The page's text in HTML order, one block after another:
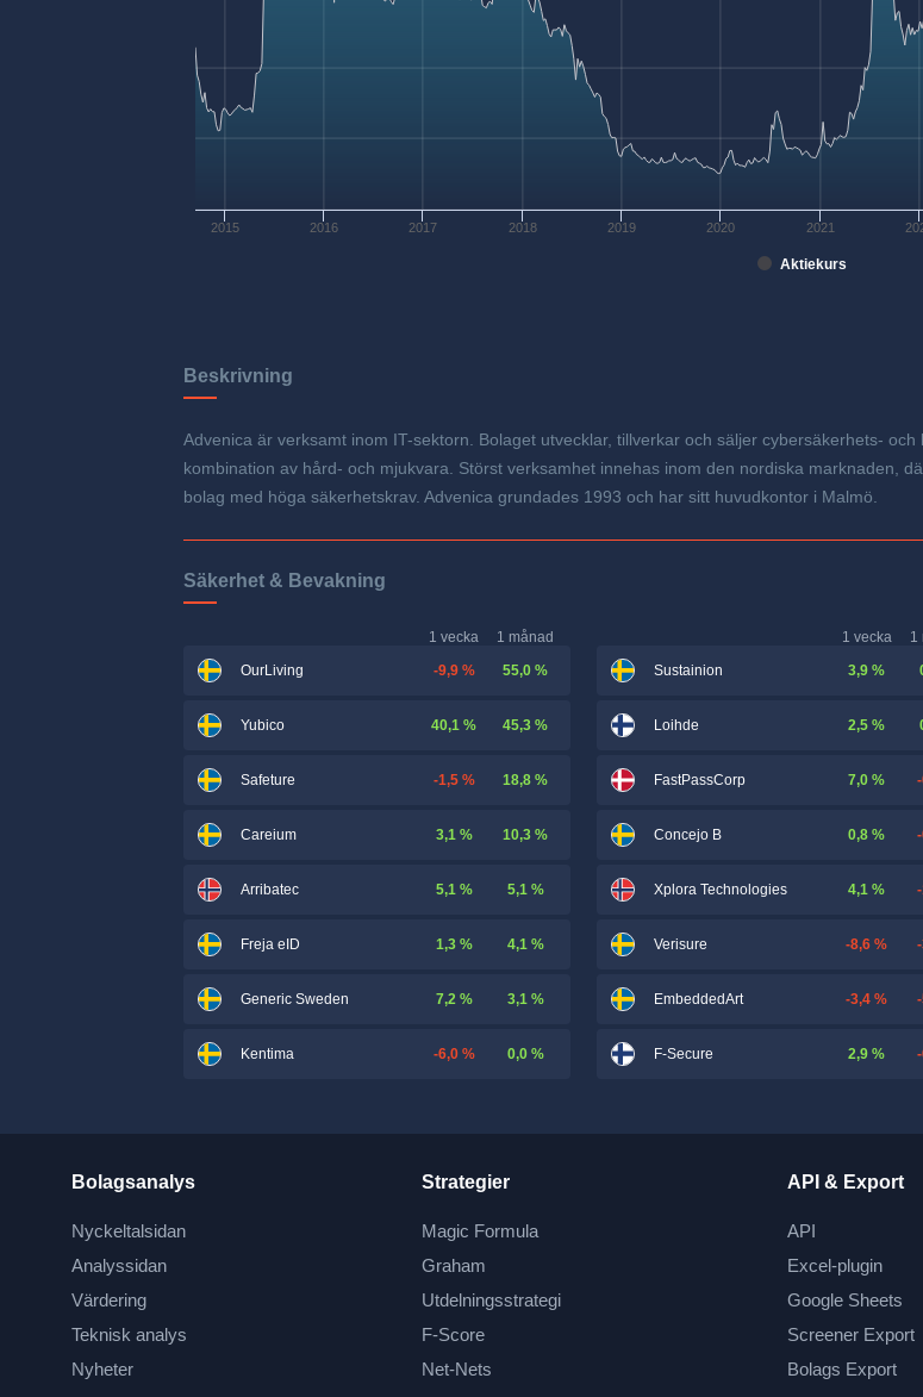
Aktiekurs
2015 2016 2017 2018 2019 2020 2021
Beskrivning
Advenica är verksamt inom IT-sektorn. Bolaget utvecklar, tillverkar och säljer cybersäkerhets-
kombination av hård- och mjukvara. Störst verksamhet innehas inom den nordiska marknaden,
bolag med höga säkerhetskrav. Advenica grundades 1993 och har sitt huvudkontor i Malmö.
Säkerhet & Bevakning
1 vecka
1 månad
OurLiving
-9,9 % 55,0 %
Yubico 40,1 % 45,3 %
Safeture -1,5 % 18,8 %
Careium 3,1 % 10,3 %
Arribatec 5,1 % 5,1 %
Freja eID 1,3 % 4,1 %
Generic Sweden 7,2 % 3,1 %
Kentima -6,0 % 0,0 %
1 vecka
1
Sustainion
3,9 %
Loihde 2,5 %
FastPassCorp 7,0 %
Concejo B 0,8 %
Xplora Technologies 4,1 %
Verisure -8,6 %
EmbeddedArt -3,4 %
F-Secure 2,9 %
Bolagsanalys
Nyckeltalsidan
Analyssidan
Värdering
Teknisk analys
Nyheter
Strategier
Magic Formula
Graham
Utdelningsstrategi
F-Score
Net-Nets
API & Export
API
Excel-plugin
Google Sheets
Screener Export
Bolags Export